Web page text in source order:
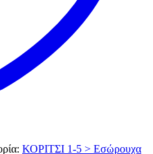
ΚΟΡΙΤΣΙ 1-5 > Εσώρουχα